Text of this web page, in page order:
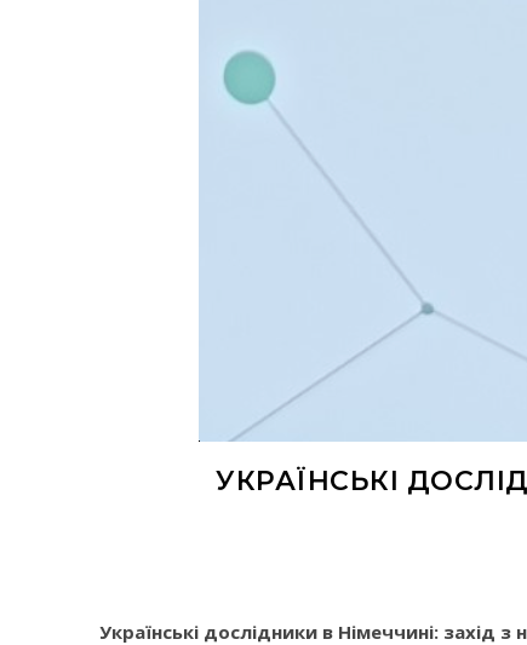
УКРАЇНСЬКІ
Українські дослідники в Німеччині: захід